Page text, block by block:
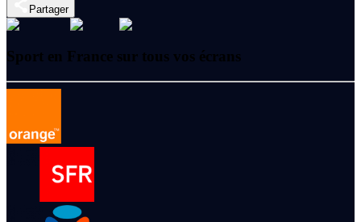
Partager
Sport en France sur tous vos écrans